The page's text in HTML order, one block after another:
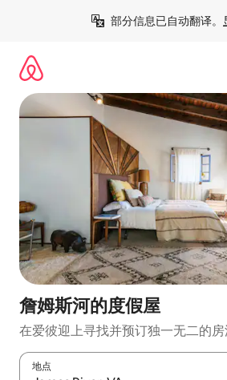
部分信息已自动翻译。
詹姆斯河的度假屋
在爱彼迎上寻找并预订独一无二的
地点